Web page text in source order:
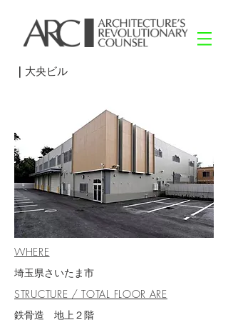
｜ 大央ビル
WHERE
埼玉県さいたま市
STRUCTURE / TOTAL FLOOR ARE
鉄骨造 地上２階